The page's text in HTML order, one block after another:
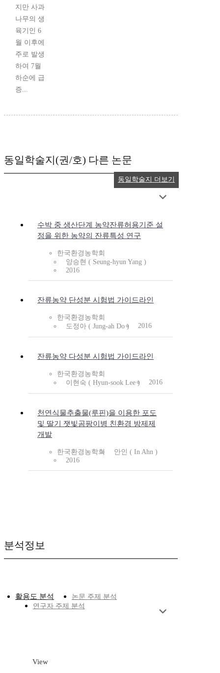
지만 사과
나무의 생
육기인 6
월 이후에
주로 발생
하여 7월
하순에 급
증...
동일학술지(권/호) 다른 논문
수박 중 생산단계 농약잔류허용기준 설
정을 위한 농약의 잔류특성 연구
한국환경농학회
양승현 ( Seung-hyun Yang )
2016
잔류농약 단성분 시험법 가이드라인
한국환경농학회
도정아 ( Jung-ah Do )
2016
잔류농약 다성분 시험법 가이드라인
한국환경농학회
이현숙 ( Hyun-sook Lee )
2016
천연식물추출물(루핀)을 이용한 포도
및 딸기 잿빛곰팡이병 친환경 방제제
개발
한국환경농학회
안인 ( In Ahn )
2016
동일학술지 더보기
분석정보
활용도 분석
논문 주제 분석
연구자 주제 분석
View